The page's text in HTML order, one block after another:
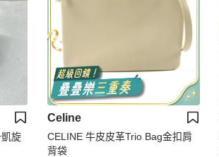
旋
Celine
CELINE 牛皮皮革Trio Bag金扣肩
背袋